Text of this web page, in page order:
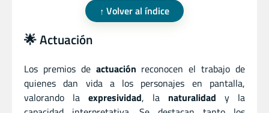
Volver al índice
🌟 Actuación
Los premios de actuación reconocen el trabajo de
quienes dan vida a los personajes en pantalla,
valorando la expresividad, la naturalidad y la